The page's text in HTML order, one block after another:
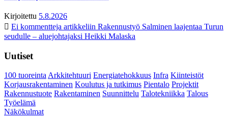
Kirjoitettu 5.8.2026
Ei kommentteja artikkeliin Rakennustyö Salminen laajentaa Turun
seudulle – aluejohtajaksi Heikki Malaska
Uutiset
100 tuoreintaArkkitehtuuri Energiatehokkuus Infra Kiinteistöt
Korjausrakentaminen Koulutus ja tutkimus Pientalo Projektit
Rakennustuote Rakentaminen Suunnittelu Talotekniikka Talous
Työelämä
Näkökulmat